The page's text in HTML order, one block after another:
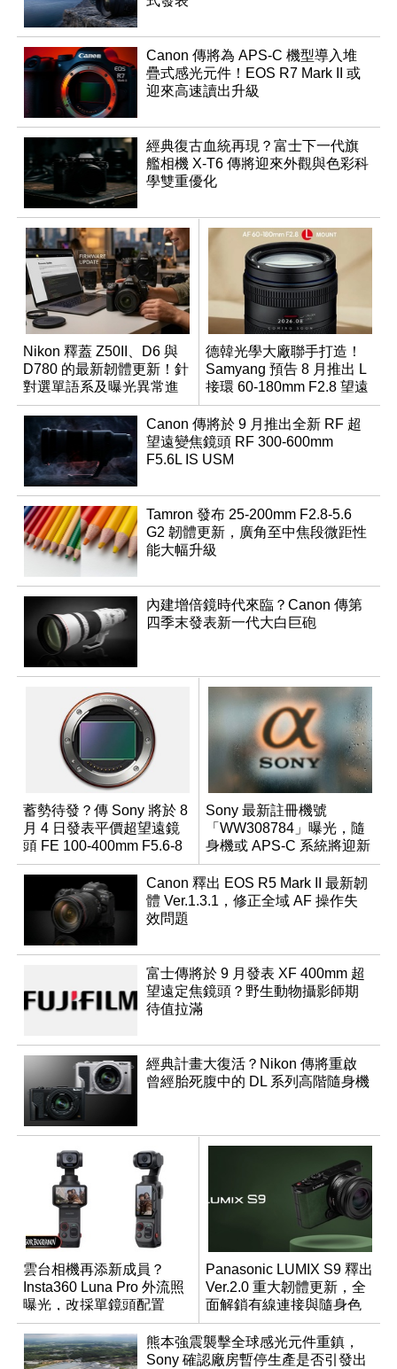
Canon 傳將為 APS-C 機型導入堆
疊式感光元件！EOS R7 Mark II 或
迎來高速讀出升級
經典復古血統再現？富士下一代旗
艦相機 X-T6 傳將迎來外觀與色彩科
學雙重優化
Nikon 釋蓋 Z50II、D6 與
D780 的最新韌體更新！針
對選單語系及曝光異常進
行修復
德韓光學大廠聯手打造！
Samyang 預告 8 月推出 L
接環 60-180mm F2.8 望遠
變焦鏡
Canon 傳將於 9 月推出全新 RF 超
望遠變焦鏡頭 RF 300-600mm
F5.6L IS USM
Tamron 發布 25-200mm F2.8-5.6
G2 韌體更新，廣角至中焦段微距性
能大幅升級
內建增倍鏡時代來臨？Canon 傳第
四季末發表新一代大白巨砲
蓄勢待發？傳 Sony 將於 8
月 4 日發表平價超望遠鏡
頭 FE 100-400mm F5.6-8
Sony 最新註冊機號
「WW308784」曝光，隨
身機或 APS-C 系統將迎新
成員？
Canon 釋出 EOS R5 Mark II 最新韌
體 Ver.1.3.1，修正全域 AF 操作失
效問題
富士傳將於 9 月發表 XF 400mm 超
望遠定焦鏡頭？野生動物攝影師期
待值拉滿
經典計畫大復活？Nikon 傳將重啟
曾經胎死腹中的 DL 系列高階隨身機
雲台相機再添新成員？
Insta360 Luna Pro 外流照
曝光，改採單鏡頭配置
Panasonic LUMIX S9 釋出
Ver.2.0 重大韌體更新，全
面解鎖有線連接與隨身色
調編輯
熊本強震襲擊全球感光元件重鎮，
Sony 確認廠房暫停生產是否引發出